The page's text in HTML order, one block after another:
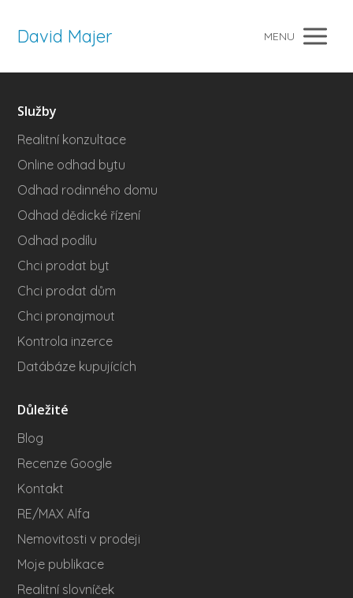
David Majer MENU
Služby
Realitní konzultace
Online odhad bytu
Odhad rodinného domu
Odhad dědické řízení
Odhad podílu
Chci prodat byt
Chci prodat dům
Chci pronajmout
Kontrola inzerce
Datábáze kupujících
Důležité
Blog
Recenze Google
Kontakt
RE/MAX Alfa
Nemovitosti v prodeji
Moje publikace
Realitní slovníček